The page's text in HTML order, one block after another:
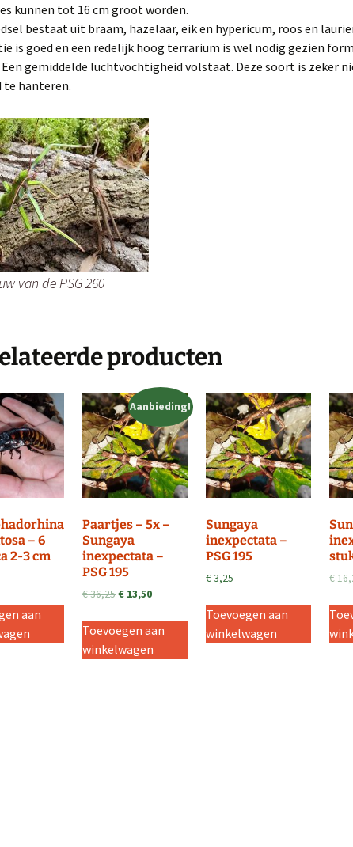
kunnen tot 16 cm groot worden.
bestaat uit braam, hazelaar, eik en hypericum, roos en
is goed en een redelijk hoog terrarium is wel nodig gezien
gemiddelde luchtvochtigheid volstaat. Deze soort is zeker
te hanteren.
van de PSG 260
producten
– 6
2-3 cm
aan
Aanbieding!
Paartjes – 5x –
Sungaya
inexpectata –
PSG 195
€36,25Oorspronkelijke
was:
€ 36,25.
€ 13,50Huidige
is:
Toevoegen aan
winkelwagen
Sungaya
inexpectata –
PSG 195
€3,25
Toevoegen aan
winkelwagen
€